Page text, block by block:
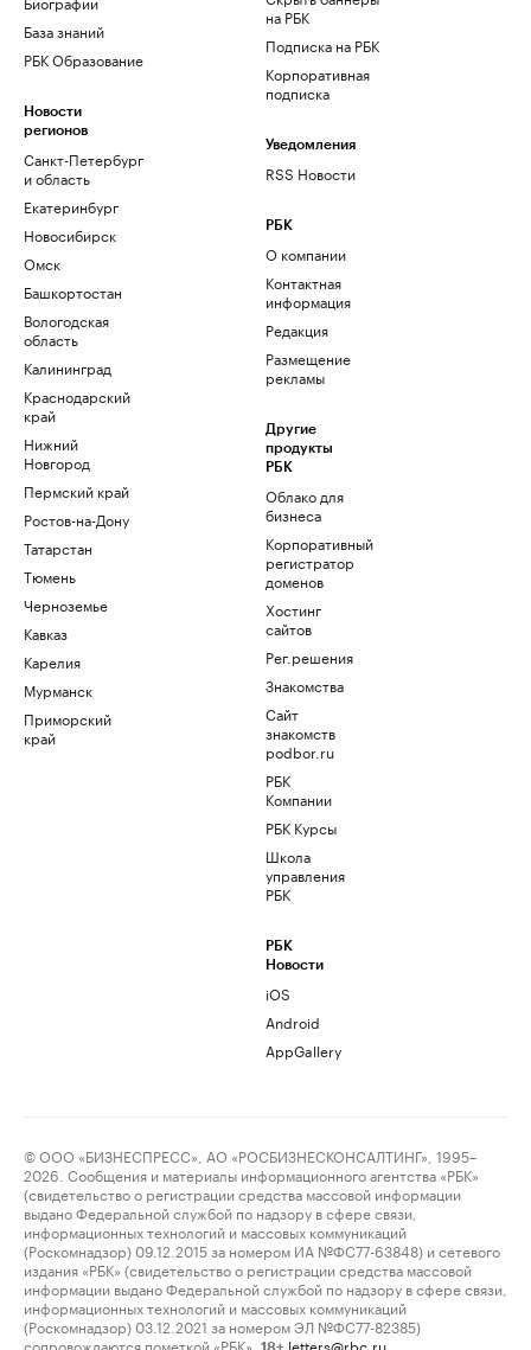
База знаний
РБК Образование
Новости
регионов
Санкт-Петербург
и область
Екатеринбург
Новосибирск
Омск
Башкортостан
Вологодская
область
Калининград
Краснодарский
край
Нижний
Новгород
Пермский край
Ростов-на-Дону
Татарстан
Тюмень
Черноземье
Кавказ
Карелия
Мурманск
Приморский
край
на РБК
Подписка на РБК
Корпоративная
подписка
Уведомления
RSS Новости
РБК
О компании
Контактная
информация
Редакция
Размещение
рекламы
Другие
продукты
РБК
Облако для
бизнеса
Корпоративный
регистратор
доменов
Хостинг
сайтов
Рег.решения
Знакомства
Сайт
знакомств
podbor.ru
РБК
Компании
РБК Курсы
Школа
управления
РБК
РБК
Новости
iOS
Android
AppGallery
© ООО «БИЗНЕСПРЕСС», АО «РОСБИЗНЕСКОНСАЛТИНГ», 1995–
2026. Сообщения и материалы информационного агентства «РБК»
(свидетельство о регистрации средства массовой информации
выдано Федеральной службой по надзору в сфере связи,
информационных технологий и массовых коммуникаций
(Роскомнадзор) 09.12.2015 за номером ИА №ФС77-63848) и сетевого
издания «РБК» (свидетельство о регистрации средства массовой
информации выдано Федеральной службой по надзору в сфере связи,
информационных технологий и массовых коммуникаций
(Роскомнадзор) 03.12.2021 за номером ЭЛ №ФС77-82385)
сопровождаются пометкой «РБК».
letters@rbc.ru